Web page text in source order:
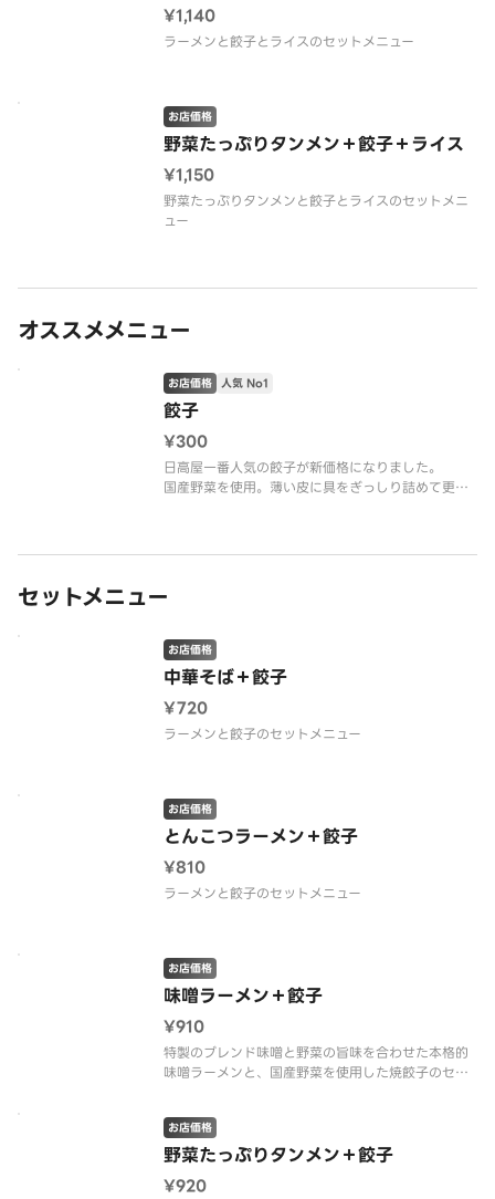
¥1,140
ラーメンと餃子とライスのセットメニュー
野菜たっぷりタンメン＋餃子＋ライス
お店価格
¥1,150
野菜たっぷりタンメンと餃子とライスのセットメニ
ュー
オススメメニュー
餃子
お店価格 人気 No1
¥300
日高屋一番人気の餃子が新価格になりました。
国産野菜を使用。薄い皮に具をぎっしり詰めて更に
セットメニュー
中華そば＋餃子
お店価格
¥720
ラーメンと餃子のセットメニュー
とんこつラーメン＋餃子
お店価格
¥810
ラーメンと餃子のセットメニュー
味噌ラーメン＋餃子
お店価格
¥910
特製のブレンド味噌と野菜の旨味を合わせた本格的
味噌ラーメンと、国産野菜を使用した焼餃子のセッ
野菜たっぷりタンメン＋餃子
お店価格
¥920